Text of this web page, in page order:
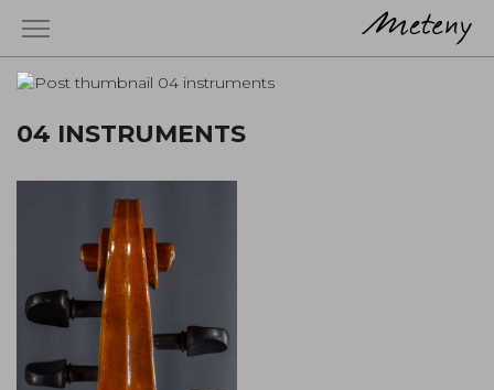
04 INSTRUMENTS